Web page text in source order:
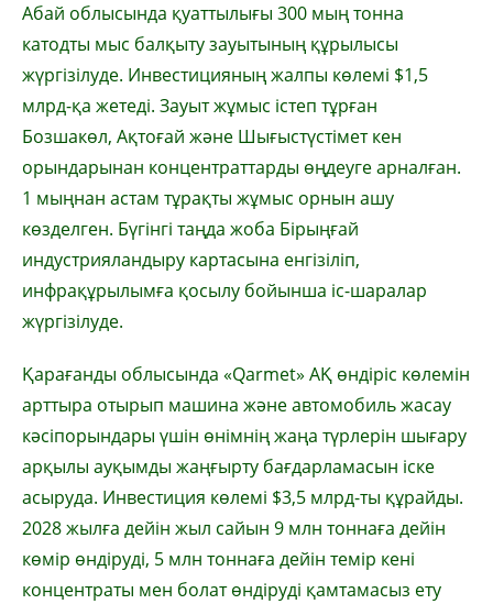
Абай облысында қуаттылығы 300 мың тонна
катодты мыс балқыту зауытының құрылысы
жүргізілуде. Инвестицияның жалпы көлемі $1,5
млрд-қа жетеді. Зауыт жұмыс істеп тұрған
Бозшакөл, Ақтоғай және Шығыстүстімет кен
орындарынан концентраттарды өңдеуге арналған.
1 мыңнан астам тұрақты жұмыс орнын ашу
көзделген. Бүгінгі таңда жоба Бірыңғай
индустрияландыру картасына енгізіліп,
инфрақұрылымға қосылу бойынша іс-шаралар
жүргізілуде.
Қарағанды облысында «Qarmet» АҚ өндіріс көлемін
арттыра отырып машина және автомобиль жасау
кәсіпорындары үшін өнімнің жаңа түрлерін шығару
арқылы ауқымды жаңғырту бағдарламасын іске
асыруда. Инвестиция көлемі $3,5 млрд-ты құрайды.
2028 жылға дейін жыл сайын 9 млн тоннаға дейін
көмір өндіруді, 5 млн тоннаға дейін темір кені
концентраты мен болат өндіруді қамтамасыз ету